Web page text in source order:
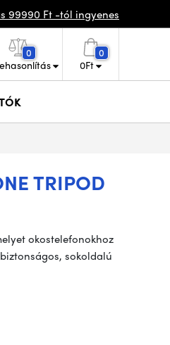
99990 Ft -tól ingyenes
0 0
0Ft
TRIPOD
okostelefonokhoz
sokoldalú